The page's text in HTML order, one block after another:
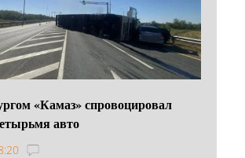
«Камаз» спровоцировал
авто